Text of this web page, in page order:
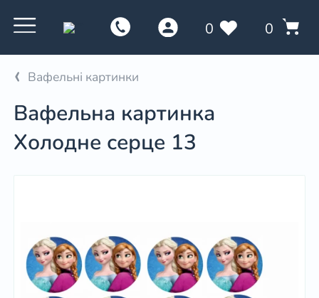
0 0
Вафельні картинки
Вафельна картинка
Холодне серце 13